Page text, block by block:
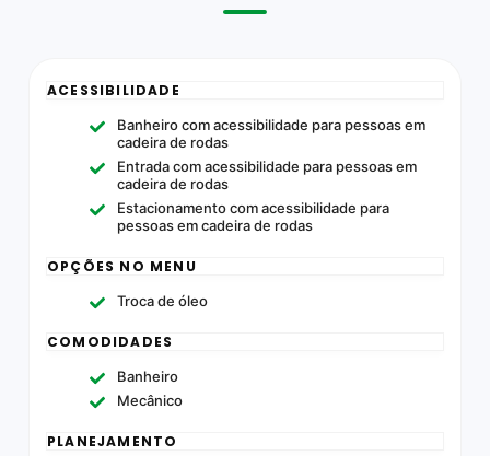
ACESSIBILIDADE
Banheiro com acessibilidade para pessoas em
cadeira de rodas
Entrada com acessibilidade para pessoas em
cadeira de rodas
Estacionamento com acessibilidade para
pessoas em cadeira de rodas
OPÇÕES NO MENU
Troca de óleo
COMODIDADES
Banheiro
Mecânico
PLANEJAMENTO